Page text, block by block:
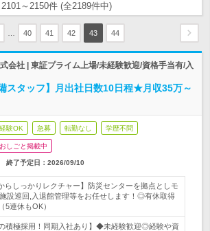
2101～2150件 (全2189件中)
40 41 42 43 44
会社 | 東証プライム上場/未経験歓迎/資格手当有/入
スタッフ】月出社日数10日程★月収35万～
験OK 急募 転勤なし 学歴不問
しごと掲載中
終了予定日： 2026/09/10
らしっかりレクチャー】防災センターを拠点としモ
設巡回,入退館管理等をお任せします！◎有休取得
5連休もOK）
の積極採用！同期入社あり】◆未経験歓迎◎経験や資